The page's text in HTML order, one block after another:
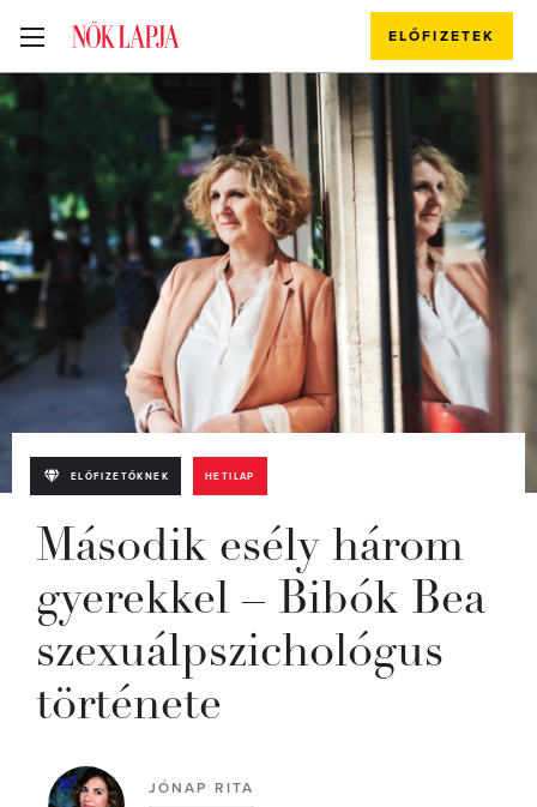
ELŐFIZETEK
ELŐFIZETŐKNEK HETILAP
Második esély három
gyerekkel – Bibók Bea
szexuálpszichológus
története
JÓNAP RITA